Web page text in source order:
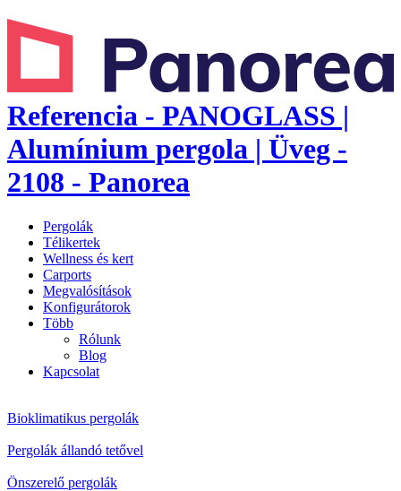
Referencia - PANOGLASS |
Alumínium pergola | Üveg -
2108 - Panorea
Pergolák
Télikertek
Wellness és kert
Carports
Megvalósítások
Konfigurátorok
Több
Rólunk
Blog
Kapcsolat
Bioklimatikus pergolák
Pergolák állandó tetővel
Önszerelő pergolák